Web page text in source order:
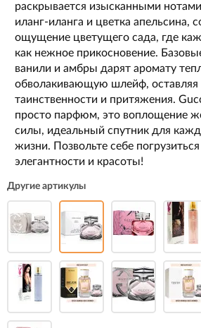
раскрывается изысканными
иланг-иланга и цветка апельсина,
ощущение цветущего сада, где
как нежное прикосновение.
ванили и амбры дарят аромату
обволакивающую шлейф, оставляя
таинственности и притяжения.
просто парфюм, это воплощение
силы, идеальный спутник для
жизни. Позвольте себе
элегантности и красоты!
Другие артикулы